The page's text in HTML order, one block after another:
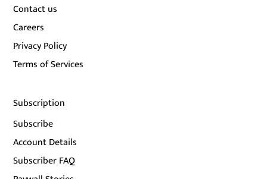
Contact us
Careers
Privacy Policy
Terms of Services
Subscription
Subscribe
Account Details
Subscriber FAQ